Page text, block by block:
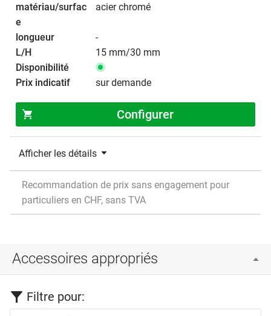
acier chromé
-
15 mm/30 mm
sur demande
Configurer
Afficher les détails
Recommandation de prix sans engagement pour
particuliers en CHF, sans TVA
Accessoires appropriés
Filtre pour: